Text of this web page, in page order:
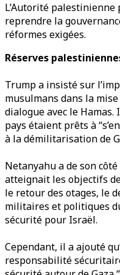
L’Autorité
reprendre la
réformes exigées.
Réserves
Trump a insisté sur
musulmans dans la
dialogue avec le
pays étaient prêts à
à la démilitarisation de
Netanyahu a de son
atteignait les objectifs
le retour des otages, le
militaires et politiques
sécurité pour Israël.
Cependant, il a ajouté
responsabilité